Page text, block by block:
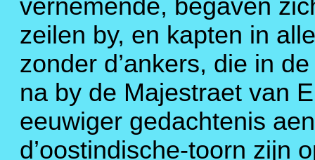
vernemende, begaven
zeilen by, en kapten in
zonder d’ankers, die in
na by de Majestraet van
eeuwiger gedachtenis
d’oostindische-toorn zijn